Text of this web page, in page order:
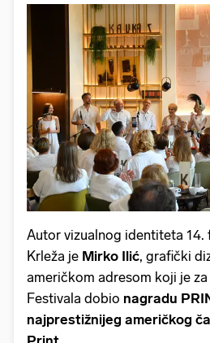
Autor vizualnog identiteta 14.
Krleža je Mirko Ilić, grafički
američkom adresom koji je
Festivala dobio nagradu
najprestižnijeg američkog